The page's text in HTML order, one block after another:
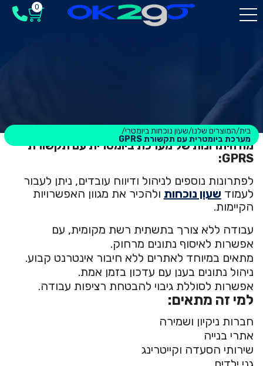
0
בית/המוצרים שלנו/שעון נוכחות ביומטרי/
מערכת ביומטרית עם תקשורת GPRS
מערכת ביומטרית עם
תקשורת GPRS
מה היתרונות של מערכת ביומטרית עם תקשורת
GPRS:
לפתרונות נוספים לניהול ודיווח עובדים, ניתן לעבור
לעמוד שעון נוכחות ולהכיר את מגוון האפשרויות
הקיימות.
עבודה ללא צורך בתשתית רשת מקומית, עם
אפשרות לאיסוף נתונים מרחוק.
מתאים במיוחד לאתרים ללא חיבור אינטרנט קבוע.
ניהול נתונים בענן עם עדכון בזמן אמת.
אפשרות לסוללת גיבוי להבטחת רציפות עבודה.
למי זה מתאים:
חברות ניקיון ושמירה
אתרי בנייה
שירותי הסעדה וקייטרינג